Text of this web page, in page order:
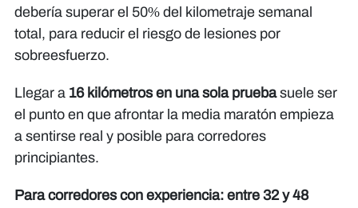
debería superar el 50% del kilometraje semanal
total, para reducir el riesgo de lesiones por
sobreesfuerzo.
Llegar a 16 kilómetros en una sola pruebasuele ser
el punto en que afrontar la media maratón empieza
a sentirse real y posible para corredores
principiantes.
Para corredores con experiencia: entre 32 y 48